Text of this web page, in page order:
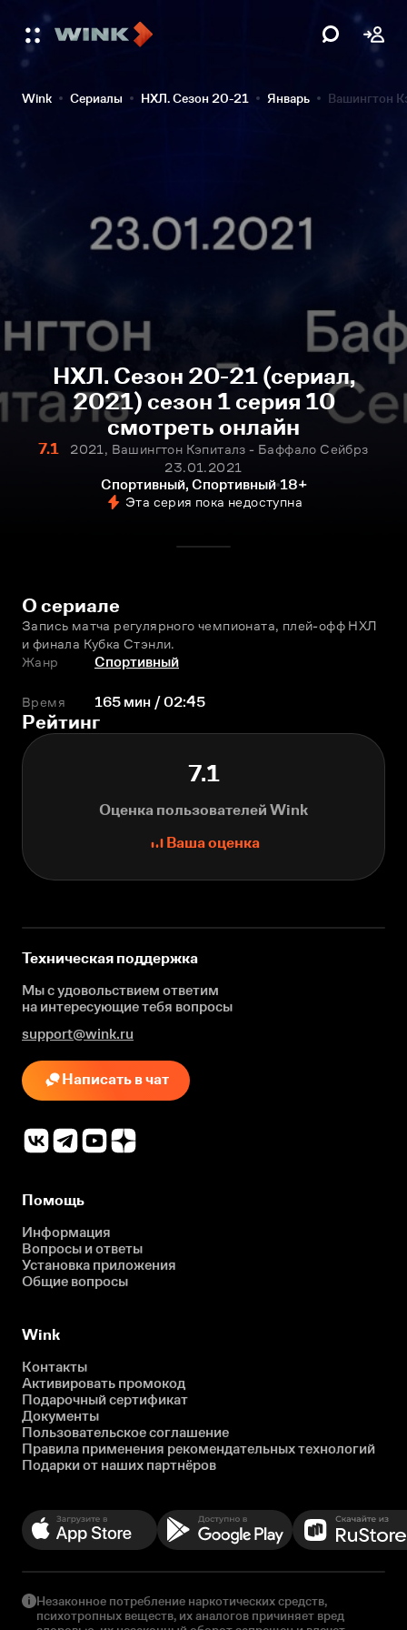
Wink Сериалы НХЛ. Сезон 20-21 Январь Вашингтон
НХЛ. Сезон 20-21 (сериал,
2021) сезон 1 серия 10
смотреть онлайн
7.1
2021, Вашингтон Кэпиталз - Баффало Сейбрз
23.01.2021
Спортивный, Спортивный 18+
Эта серия пока недоступна
О сериале
Запись матча регулярного чемпионата, плей-офф НХЛ
и финала Кубка Стэнли.
Жанр
Спортивный
Время 165 мин / 02:45
Рейтинг
7.1
Оценка пользователей Wink
Ваша оценка
Техническая поддержка
Мы с удовольствием ответим
на интересующиетебя вопросы
support@wink.ru
Написать в чат
Помощь
Информация
Вопросы и ответы
Установка приложения
Общие вопросы
Wink
Контакты
Активировать промокод
Подарочный сертификат
Документы
Пользовательское соглашение
Правила применения рекомендательных технологий
Подарки от наших партнёров
Незаконное потребление наркотических средств,
психотропных веществ, их аналогов причиняет вред